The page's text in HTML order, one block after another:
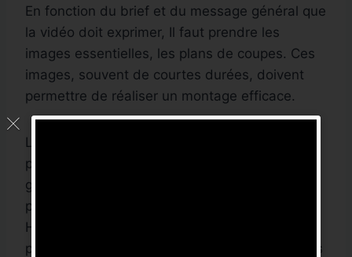
En fonction du brief et du message général que
la vidéo doit exprimer, Il faut prendre les
images essentielles, les plans de coupes. Ces
images, souvent de courtes durées, doivent
permettre de réaliser un montage efficace.
Les cameras utilisées lors d’un tournage
peuvent être diverses. Elles repondent
généralement à des normes techniques et
permettent de produire des images au format
HD, Ultra HD. Il y a les cameras
professionnelles, les semi-professionnelles, les